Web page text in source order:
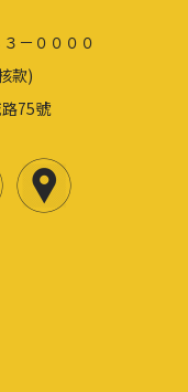
３－００００
款)
75號